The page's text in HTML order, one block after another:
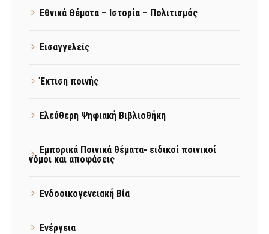
Εθνικά Θέματα – Ιστορία – Πολιτισμός
Εισαγγελείς
Έκτιση ποινής
Ελεύθερη Ψηφιακή Βιβλιοθήκη
Εμπορικά Ποινικά θέματα- ειδικοί ποινικοί
νόμοι και αποφάσεις
Ενδοοικογενειακή Βία
Ενέργεια